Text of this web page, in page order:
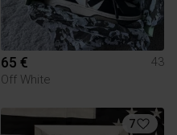
65 €
43
Off White
7